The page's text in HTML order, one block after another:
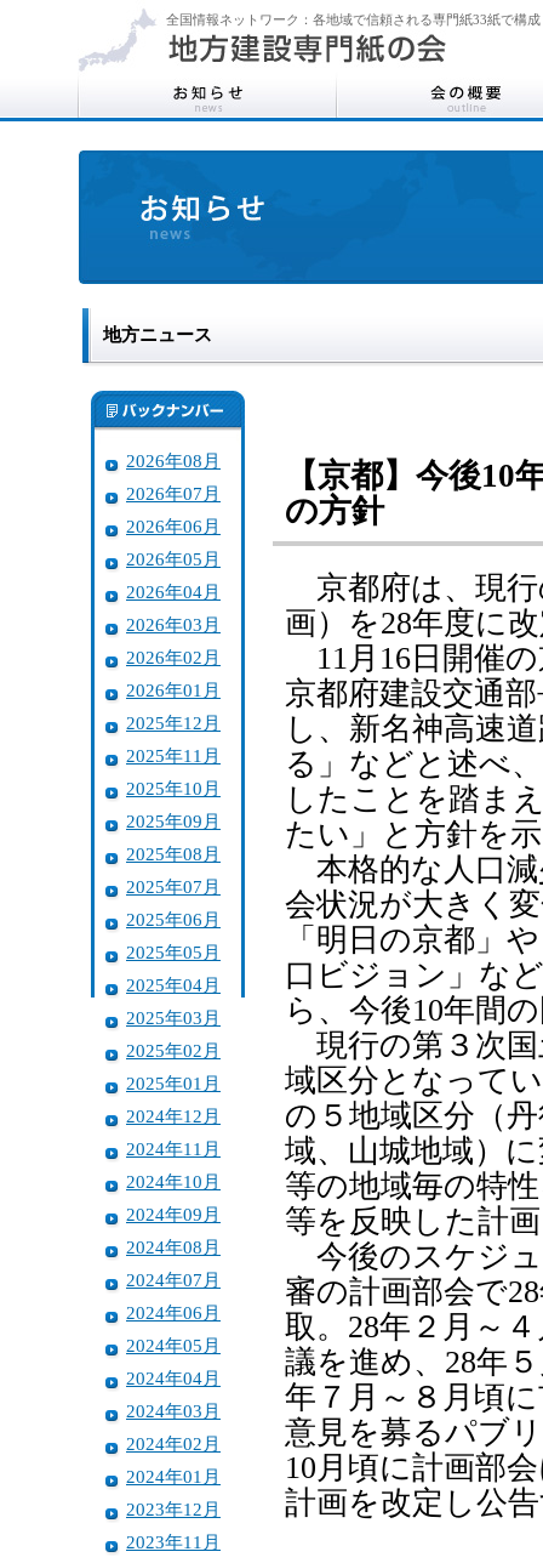
全国情報ネットワーク：各地域で信頼される専門紙33紙で構成
地方ニュース
2026年08月
2026年07月
2026年06月
2026年05月
2026年04月
2026年03月
2026年02月
2026年01月
2025年12月
2025年11月
2025年10月
2025年09月
2025年08月
2025年07月
2025年06月
2025年05月
2025年04月
2025年03月
2025年02月
2025年01月
2024年12月
2024年11月
2024年10月
2024年09月
2024年08月
2024年07月
2024年06月
2024年05月
2024年04月
2024年03月
2024年02月
2024年01月
2023年12月
2023年11月
【京都】今後
の方針
京都府は、現行
画）を28年度に
11月16日開催
京都府建設交通
し、新名神高速
る」などと述べ
したことを踏ま
たい」と方針を
本格的な人口減
会状況が大きく
「明日の京都」
口ビジョン」な
ら、今後10年間
現行の第３次国
域区分となって
の５地域区分（
域、山城地域）
等の地域毎の特
等を反映した計
今後のスケジュ
審の計画部会で
取。28年２月～
議を進め、28年
年７月～８月頃
意見を募るパブ
10月頃に計画部
計画を改定し公